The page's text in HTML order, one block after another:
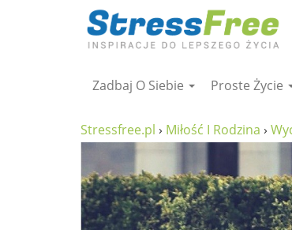
zadbaj o siebie
proste życie
Zadbaj O Siebie Proste Życie
Stressfree.pl › Miłość I Rodzina ›